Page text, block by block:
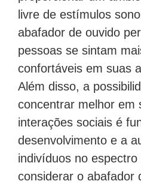
livre de estímulos
abafador de ouvido
pessoas se sintam
confortáveis em suas
Além disso, a
concentrar melhor em
interações sociais é
desenvolvimento e a
indivíduos no
considerar o abafador